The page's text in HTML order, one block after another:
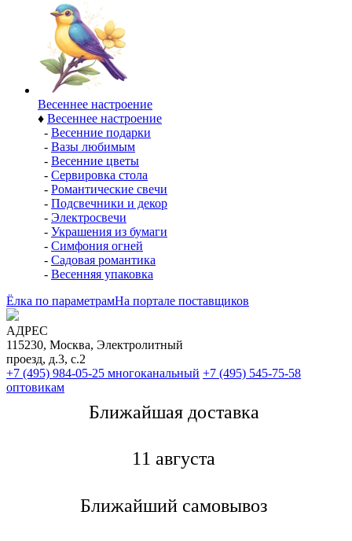
Весеннее настроение
♦ Весеннее настроение
- Весенние подарки
- Вазы любимым
- Весенние цветы
- Сервировка стола
- Романтические свечи
- Подсвечники и декор
- Электросвечи
- Украшения из бумаги
- Симфония огней
- Садовая романтика
- Весенняя упаковка
Ёлка по параметрамНа портале поставщиков
АДРЕС
115230, Москва, Электролитный
проезд, д.3, с.2
+7 (495) 984-05-25 многоканальный +7 (495) 545-75-58
оптовикам
Ближайшая доставкa
11 августа
Ближайший самовывоз